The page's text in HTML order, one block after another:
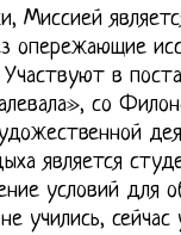
Миссией
опережающие
в
со
является
условий для
учились,